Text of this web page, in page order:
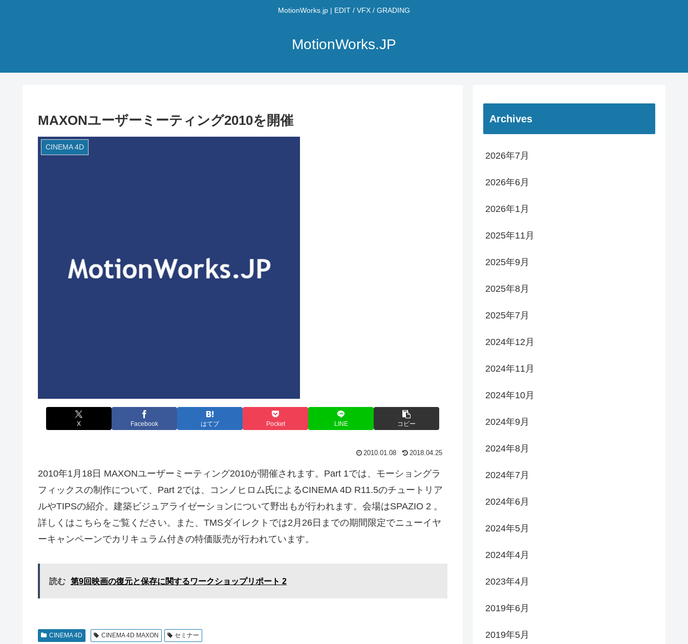
MotionWorks.jp | EDIT / VFX / GRADING
MotionWorks.JP
MAXONユーザーミーティング2010を開催
CINEMA 4D
X Facebook はてブ Pocket LINE コピー
2010.01.08 2018.04.25
2010年1月18日 MAXONユーザーミーティング2010が開催されます。Part 1では、モーショングラ
フィックスの制作について、Part 2では、コンノヒロム氏によるCINEMA 4D R11.5のチュートリア
ルやTIPSの紹介。建築ビジュアライゼーションについて野出もが行われます。会場はSPAZIO 2 。
詳しくはこちらをご覧ください。また、TMSダイレクトでは2月26日までの期間限定でニューイヤ
ーキャンペーンでカリキュラム付きの特価販売が行われています。
読む 第9回映画の復元と保存に関するワークショップリポート 2
CINEMA 4D CINEMA 4D MAXON セミナー
Archives
2026年7月
2026年6月
2026年1月
2025年11月
2025年9月
2025年8月
2025年7月
2024年12月
2024年11月
2024年10月
2024年9月
2024年8月
2024年7月
2024年6月
2024年5月
2024年4月
2023年4月
2019年6月
2019年5月